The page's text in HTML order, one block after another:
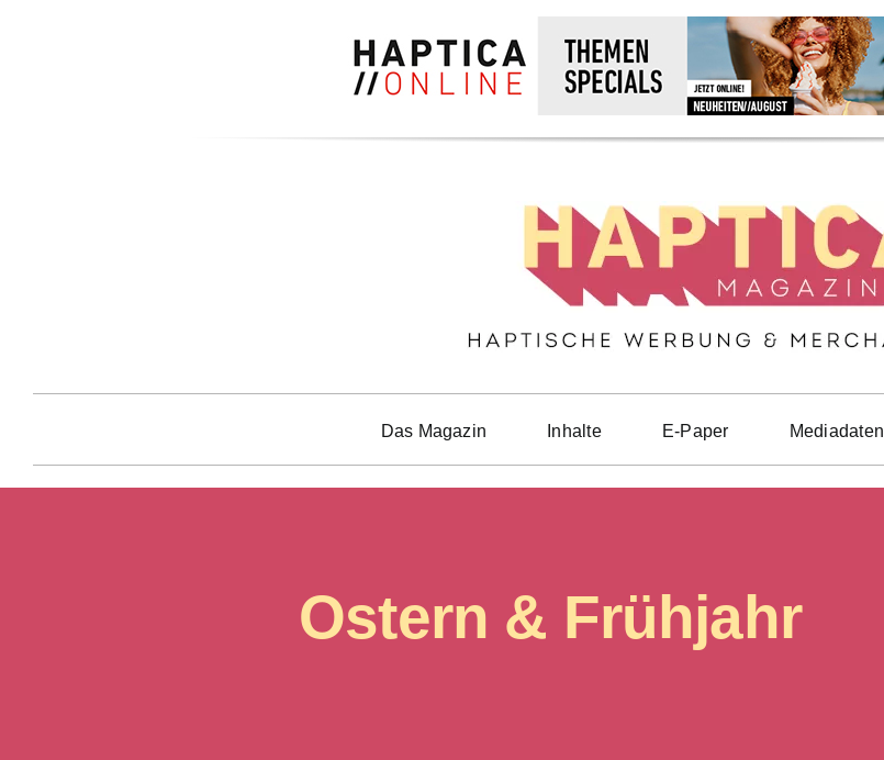
Das Magazin Inhalte E-Paper Mediadaten
Ostern & Frühjahr